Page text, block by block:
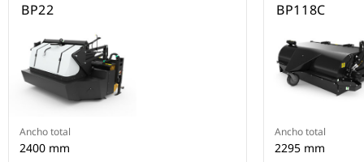
BP22
Ancho total
2400 mm
BP118C
Ancho total
2295 mm